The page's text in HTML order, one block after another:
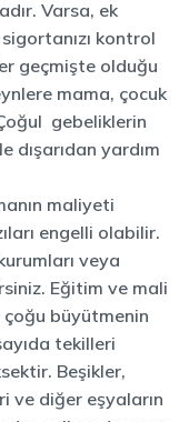
Varsa, ek
kontrol
geçmişte olduğu
mama, çocuk
gebeliklerin
dışarıdan yardım
maliyeti
engelli olabilir.
veya
Eğitim ve mali
büyütmenin
tekilleri
Beşikler,
ve diğer eşyaların